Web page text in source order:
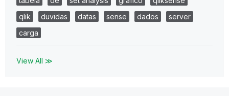
qlik
duvidas datas sense dados
server
carga
View All ≫